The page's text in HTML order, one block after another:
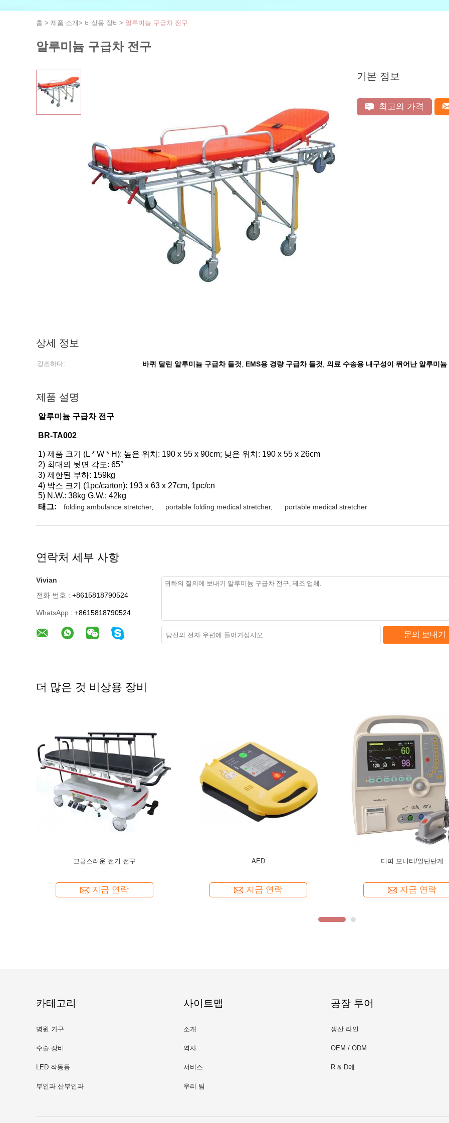
홈 > 제품 소개> 비상용 장비> 알루미늄 구급차 전구
알루미늄 구급차 전구
기본 정보
최고의 가격
상세 정보
강조하다: 바퀴 달린 알루미늄 구급차 들것, EMS용 경량 구급차 들것, 의료 수송용 내구성이 뛰어난 알루미늄
제품 설명
알루미늄 구급차 전구
BR-TA002
1) 제품 크기 (L * W * H): 높은 위치: 190 x 55 x 90cm; 낮은 위치: 190 x 55 x 26cm
2) 최대의 뒷면 각도: 65°
3) 제한된 부하: 159kg
4) 박스 크기 (1pc/carton): 193 x 63 x 27cm, 1pc/cn
5) N.W.: 38kg G.W.: 42kg
태그:
folding ambulance stretcher, portable folding medical stretcher, portable medical stretcher
연락처 세부 사항
Vivian
전화 번호 : +8615818790524
WhatsApp : +8615818790524
문의 보내기
더 많은 것 비상용 장비
비상 구조 장비 척추 보드 스트레치
지금 연락
병원 응급 수동 전송 스트레이커
지금 연락
스테인리스 스틸 의료 비상 이
지금 연락
카테고리
병원 가구
수술 장비
LED 작동등
부인과 산부인과
사이트맵
소개
역사
서비스
우리 팀
공장 투어
생산 라인
OEM / ODM
R & D에